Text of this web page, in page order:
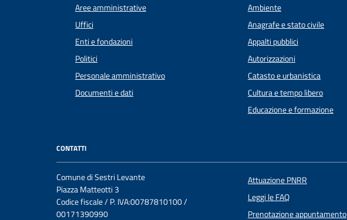
Aree amministrative
Uffici
Enti e fondazioni
Politici
Personale amministrativo
Documenti e dati
Ambiente
Anagrafe e stato civile
Appalti pubblici
Autorizzazioni
Catasto e urbanistica
Cultura e tempo libero
Educazione e formazione
CONTATTI
Comune di Sestri Levante
Piazza Matteotti 3
Codice fiscale / P. IVA:00787810100 /
00171390990
Attuazione PNRR
Leggi le FAQ
Prenotazione appuntamento